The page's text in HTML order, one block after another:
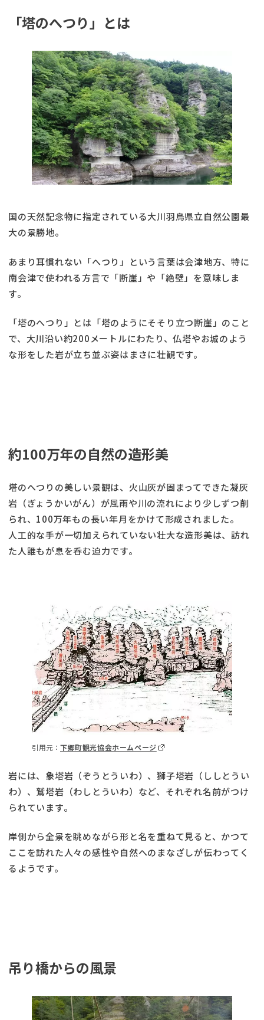
「塔のへつり」とは
国の天然記念物に指定されている大川羽鳥県立自然公園最
大の景勝地。
あまり耳慣れない「へつり」という言葉は会津地方、特に
南会津で使われる方言で「断崖」や「絶壁」を意味しま
す。
「塔のへつり」とは「塔のようにそそり立つ断崖」のこと
で、大川沿い約200メートルにわたり、仏塔やお城のよう
な形をした岩が立ち並ぶ姿はまさに壮観です。
約100万年の自然の造形美
塔のへつりの美しい景観は、火山灰が固まってできた凝灰
岩（ぎょうかいがん）が風雨や川の流れにより少しずつ削
られ、100万年もの長い年月をかけて形成されました。
人工的な手が一切加えられていない壮大な造形美は、訪れ
た人誰もが息を呑む迫力です。
引用元： 下郷町観光協会ホームページ
岩には、象塔岩（ぞうとういわ）、獅子塔岩（ししとうい
わ）、鷲塔岩（わしとういわ）など、それぞれ名前がつけ
られています。
岸側から全景を眺めながら形と名を重ねて見ると、かつて
ここを訪れた人々の感性や自然へのまなざしが伝わってく
るようです。
吊り橋からの風景